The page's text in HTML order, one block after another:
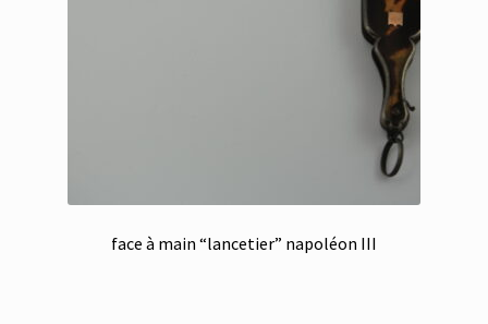
face à main “lancetier” napoléon III